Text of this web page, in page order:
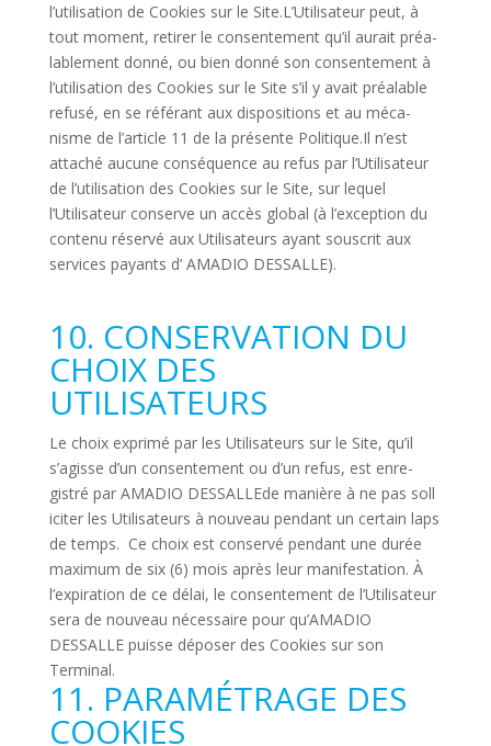
l’utilisation de Cookies sur le Site.L’Utilisateur peut, à
tout moment, retirer le consen­te­ment qu’il aurait préa­
la­ble­ment donné, ou bien donné son consen­te­ment à
l’utilisation des Cookies sur le Site s’il y avait préa­lable
refusé, en se réfé­rant aux dis­po­si­tions et au méca­
nisme de l’article 11 de la pré­sente Politique.Il n’est
attaché aucune consé­quence au refus par l’Utilisateur
de l’utilisation des Cookies sur le Site, sur lequel
l’Utilisateur conserve un accès global (à l’exception du
contenu réservé aux Uti­li­sa­teurs ayant sous­crit aux
ser­vices payants d’ AMADIO DESSALLE).
10. CONSERVATION DU
CHOIX DES
UTILISATEURS
Le choix exprimé par les Uti­li­sa­teurs sur le Site, qu’il
s’agisse d’un consen­te­ment ou d’un refus, est enre­
gistré par AMADIO DES­SAL­LEde manière à ne pas sol­l
i­citer les Uti­li­sa­teurs à nou­veau pen­dant un cer­tain laps
de temps. Ce choix est conservé pen­dant une durée
maximum de six (6) mois après leur mani­fes­ta­tion. À
l’expiration de ce délai, le consen­te­ment de l’Utilisateur
sera de nou­veau néces­saire pour qu’AMADIO
DESSALLE puisse déposer des Cookies sur son
Terminal.
11. PARAMÉTRAGE DES
COOKIES